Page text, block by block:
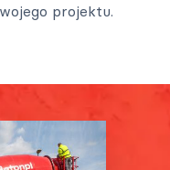
projektu.